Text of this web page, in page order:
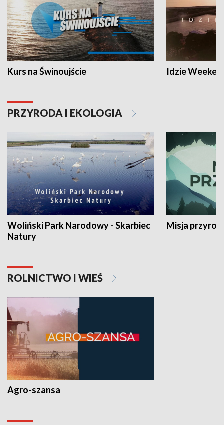
Kurs na Świnoujście Idzie
PRZYRODA I EKOLOGIA
Woliński Park Narodowy - Skarbiec
Natury
Misja
ROLNICTWO I WIEŚ
Agro-szansa